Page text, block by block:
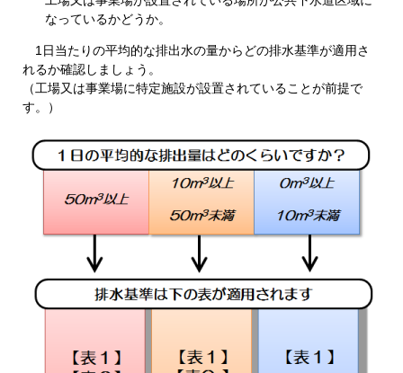
なっているかどうか。
1日当たりの平均的な排出水の量からどの排水基準が適用さ
れるか確認しましょう。
（工場又は事業場に特定施設が設置されていることが前提で
す。）